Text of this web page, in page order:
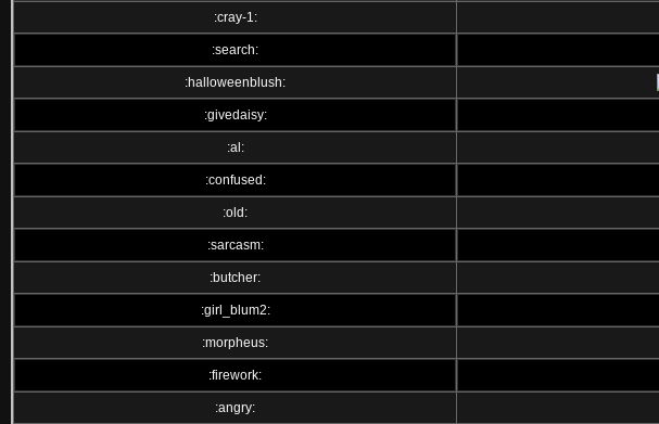
:cray-1:
:search:
:halloweenblush:
:givedaisy:
:al:
:confused:
:old:
:sarcasm:
:butcher:
:girl_blum2:
:morpheus:
:firework:
:angry: